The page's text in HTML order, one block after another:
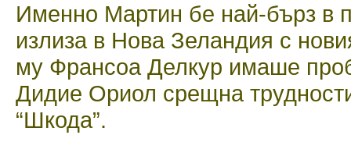
Именно Мартин бе най-бърз в
излиза в Нова Зеландия с
му Франсоа Делкур имаше
Дидие Ориол срещна
“Шкода”.